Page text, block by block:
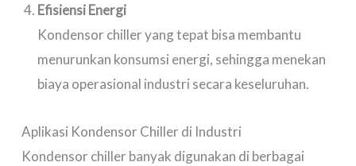
Efisiensi Energi
Kondensor chiller yang tepat bisa membantu
menurunkan konsumsi energi, sehingga menekan
biaya operasional industri secara keseluruhan.
Aplikasi Kondensor Chiller di Industri
Kondensor chiller banyak digunakan di berbagai